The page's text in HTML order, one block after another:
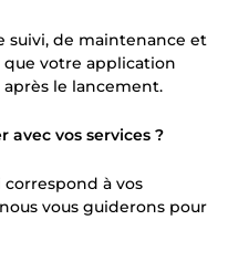
suivi, de maintenance et
votre application
le lancement.
avec vos services ?
à vos
vous guiderons pour